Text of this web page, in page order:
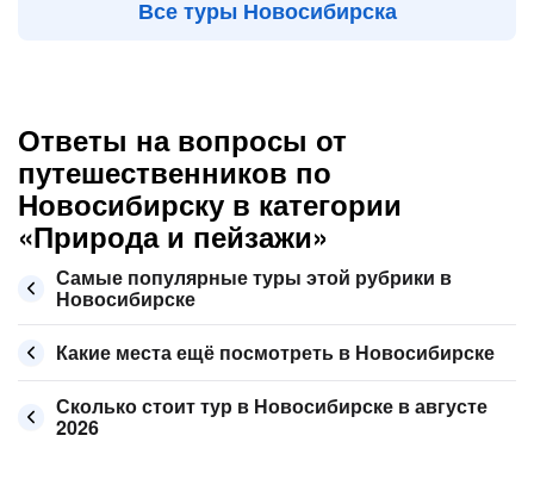
Все туры Новосибирска
Ответы на вопросы от
путешественников по
Новосибирску в категории
«Природа и пейзажи»
Самые популярные туры этой рубрики в
Новосибирске
Какие места ещё посмотреть в Новосибирске
Сколько стоит тур в Новосибирске в августе
2026